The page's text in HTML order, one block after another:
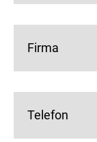
Firma
Telefon